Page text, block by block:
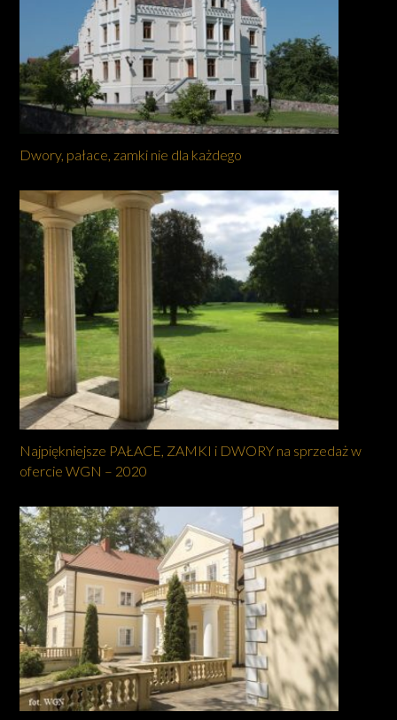
Dwory, pałace, zamki nie dla każdego
Najpiękniejsze PAŁACE, ZAMKI i DWORY na sprzedaż w
ofercie WGN – 2020